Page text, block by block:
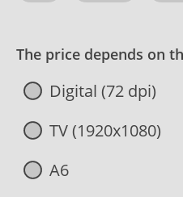
The price depends on
Digital (72 dpi)
TV (1920x1080)
A6